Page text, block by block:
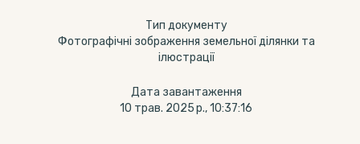
Тип документу
Фотографічні зображення земельної ділянки та
ілюстрації
Дата завантаження
10 трав. 2025 р., 10:37:16